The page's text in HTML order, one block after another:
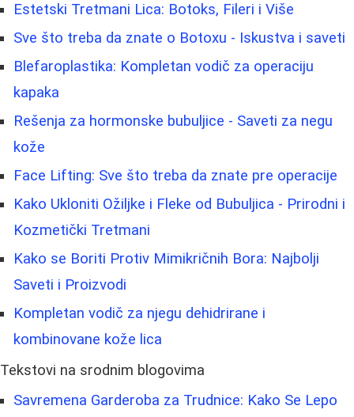
Estetski Tretmani Lica: Botoks, Fileri i Više
Sve što treba da znate o Botoxu - Iskustva i saveti
Blefaroplastika: Kompletan vodič za operaciju
kapaka
Rešenja za hormonske bubuljice - Saveti za negu
kože
Face Lifting: Sve što treba da znate pre operacije
Kako Ukloniti Ožiljke i Fleke od Bubuljica - Prirodni i
Kozmetički Tretmani
Kako se Boriti Protiv Mimikričnih Bora: Najbolji
Saveti i Proizvodi
Kompletan vodič za njegu dehidrirane i
kombinovane kože lica
Tekstovi na srodnim blogovima
Savremena Garderoba za Trudnice: Kako Se Lepo